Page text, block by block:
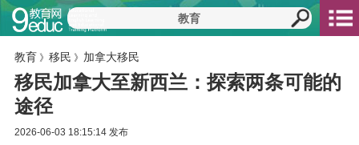
教育 》 移民 》 加拿大移民
移民加拿大至新西兰：探索两条可能的
途径
2026-06-03 18:15:14 发布